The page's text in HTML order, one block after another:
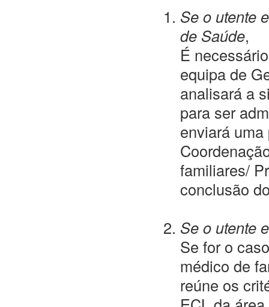
Se o utente
de Saúde,
É
equipa de
analisará a
para ser
enviará
familiares/
conclusão
Se o utente
Se for o
médico de
reúne os